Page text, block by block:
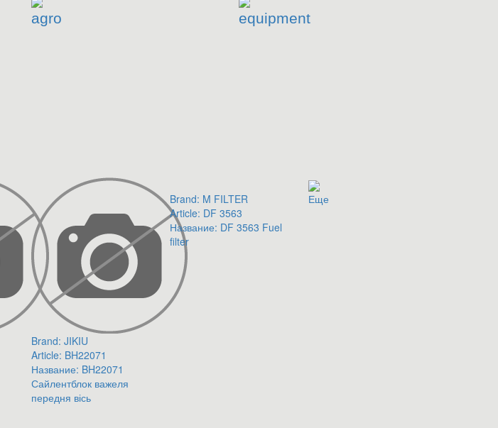
agro equipment
Brand: JIKIU
Article: BH22071
Название: BH22071
Сайлентблок важеля
передня вісь
Brand: M FILTER
Article: DF 3563
Название: DF 3563 Fuel
filter
Еще